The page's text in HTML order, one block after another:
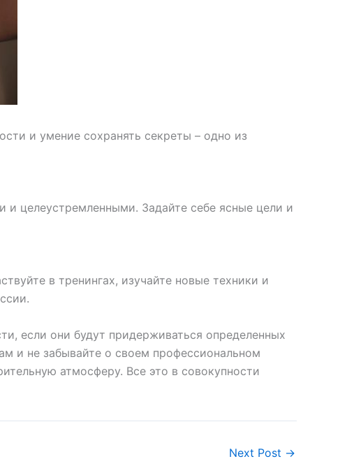
и умение сохранять секреты – одно из
целеустремленными. Задайте себе ясные цели и
в тренингах, изучайте новые техники и
если они будут придерживаться определенных
и не забывайте о своем профессиональном
атмосферу. Все это в совокупности
Next Post →